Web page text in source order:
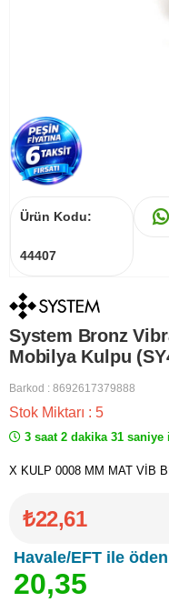
Ürün Kodu:
44407
System Bronz
Mobilya Kulpu
Barkod : 8692617379888
Stok Miktarı : 5
3 saat 2 dakika 31 saniye
X KULP 0008 MM MAT VİB
₺22,61
Havale/EFT ile
20,35